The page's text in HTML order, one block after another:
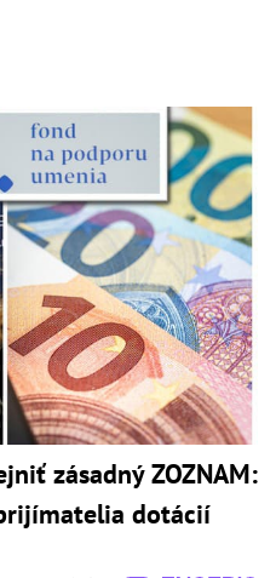
zásadný ZOZNAM:
dotácií